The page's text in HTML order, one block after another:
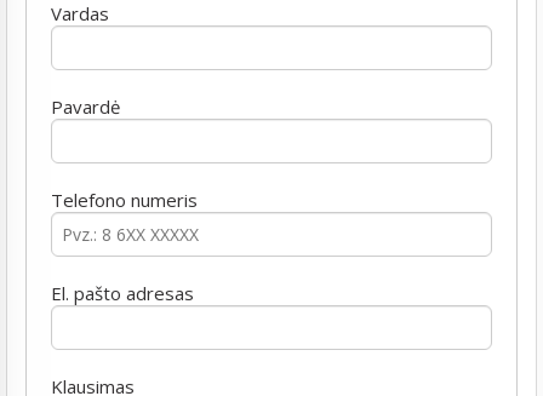
Vardas
Pavardė
Telefono numeris
El. pašto adresas
Klausimas